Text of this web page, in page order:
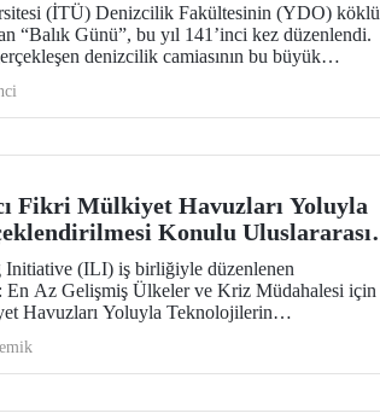
(İTÜ) Denizcilik Fakültesinin (YDO) köklü
“Balık Günü”, bu yıl 141’inci kez düzenlendi.
denizcilik camiasının bu büyük
isimler YDO mezunları Kapt. Refik Akdoğan ve
İTÜ “Fahri Doktora” beratı tevdi edildi.
Fikri Mülkiyet Havuzları Yoluyla
Konulu Uluslararası
(ILI) iş birliğiyle düzenlenen
En Az Gelişmiş Ülkeler ve Kriz Müdahalesi için
Havuzları Yoluyla Teknolojilerin